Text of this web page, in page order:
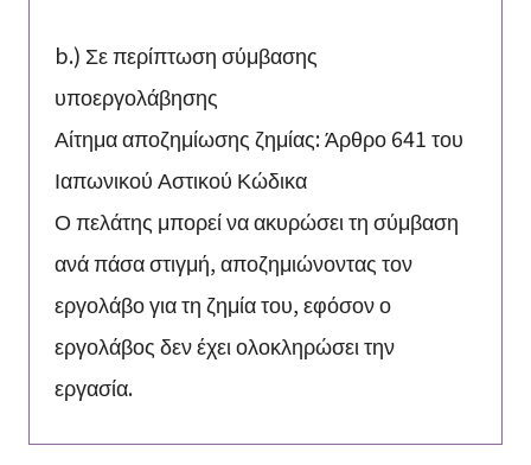
b.) Σε περίπτωση σύμβασης
υποεργολάβησης
Αίτημα αποζημίωσης ζημίας: Άρθρο 641 του
Ιαπωνικού Αστικού Κώδικα
Ο πελάτης μπορεί να ακυρώσει τη σύμβαση
ανά πάσα στιγμή, αποζημιώνοντας τον
εργολάβο για τη ζημία του, εφόσον ο
εργολάβος δεν έχει ολοκληρώσει την
εργασία.